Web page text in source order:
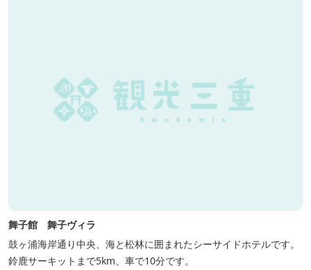
舞子館 舞子ヴィラ
鼓ヶ浦海岸通り中央、海と松林に囲まれたシーサイドホテルです。
鈴鹿サーキットまで5km、車で10分です。